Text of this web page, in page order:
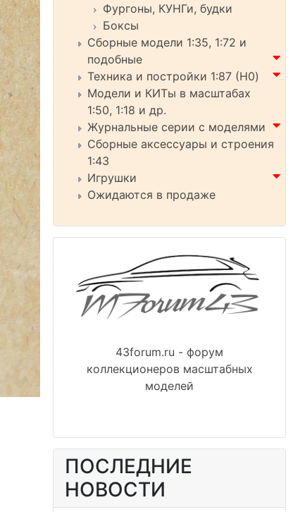
Фургоны, КУНГи, будки
Боксы
Сборные модели 1:35, 1:72 и
подобные
Техника и постройки 1:87 (H0)
Модели и КИТы в масштабах
1:50, 1:18 и др.
Журнальные серии с моделями
Сборные аксессуары и строения
1:43
Игрушки
Ожидаются в продаже
43forum.ru - форум
коллекционеров масштабных
моделей
ПОСЛЕДНИЕ
НОВОСТИ